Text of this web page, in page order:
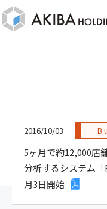
2016/10/03
5ヶ月で約12,000店
分析するシステム
月3日開始